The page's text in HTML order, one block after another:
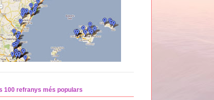
100 refranys més populars